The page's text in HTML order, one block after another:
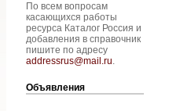
По всем вопросам
касающихся работы
ресурса Каталог Россия и
добавления в справочник
пишите по адресу
addressrus@mail.ru.
Объявления